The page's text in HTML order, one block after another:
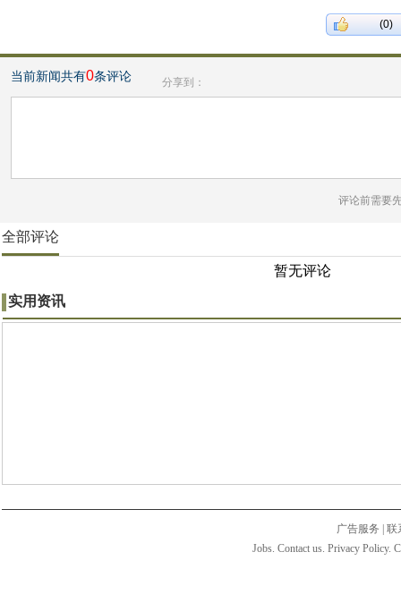
(0)
当前新闻共有0条评论 分享到：
评论前需要
全部评论
暂无评论
实用资讯
广告服务
联
Jobs. Contact us. Privacy Policy.